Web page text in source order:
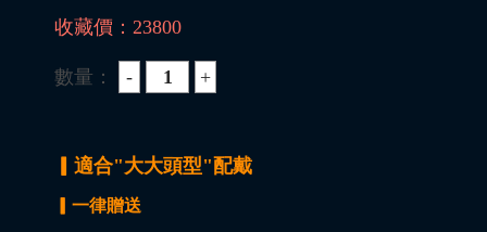
收藏價： 23800
數量：
▎適合"大大頭型"配戴
▎一律贈送